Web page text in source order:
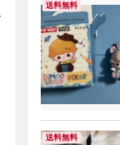
送料無料
送料無料